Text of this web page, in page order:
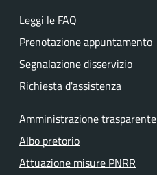
Leggi le FAQ
Prenotazione appuntamento
Segnalazione disservizio
Richiesta d'assistenza
Amministrazione trasparente
Albo pretorio
Attuazione misure PNRR